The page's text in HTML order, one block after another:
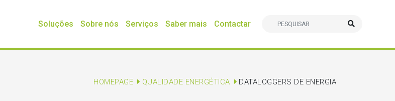
Soluções Sobre nós Serviços Saber mais Contactar
HOMEPAGE QUALIDADE ENERGÉTICA DATALOGGERS DE ENERGIA